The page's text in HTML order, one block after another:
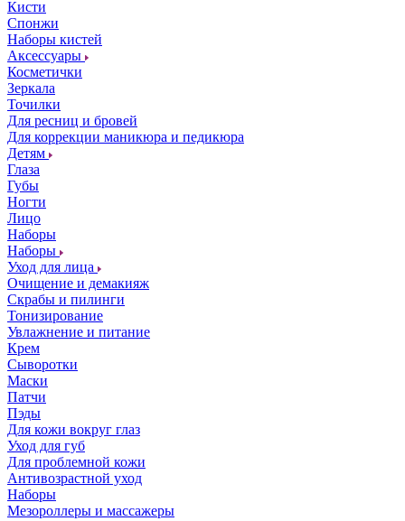
Кисти
Спонжи
Наборы кистей
Аксессуары
Косметички
Зеркала
Точилки
Для ресниц и бровей
Для коррекции маникюра и педикюра
Детям
Глаза
Губы
Ногти
Лицо
Наборы
Наборы
Уход для лица
Очищение и демакияж
Скрабы и пилинги
Тонизирование
Увлажнение и питание
Крем
Сыворотки
Маски
Патчи
Пэды
Для кожи вокруг глаз
Уход для губ
Для проблемной кожи
Антивозрастной уход
Наборы
Мезороллеры и массажеры